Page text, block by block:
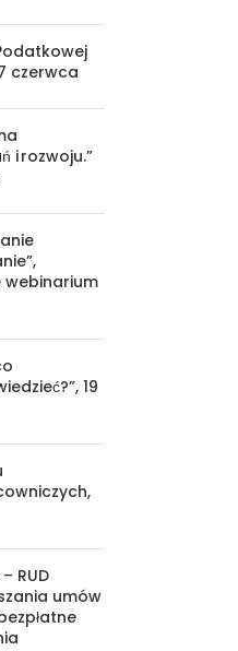
czerwca
i rozwoju.”
webinarium
19
RUD
umów